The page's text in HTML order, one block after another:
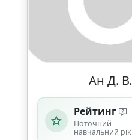
Ан Д. В.
Рейтинг
Поточний
навчальний рік